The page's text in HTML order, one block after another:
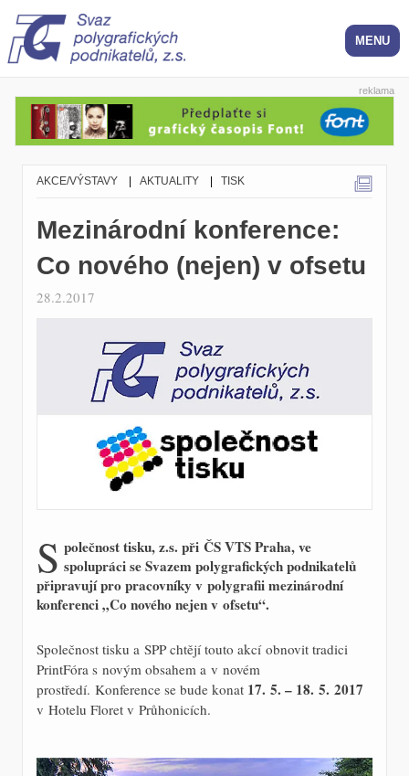
reklama
AKCE/VÝSTAVY AKTUALITY TISK
Mezinárodní konference:
Co nového (nejen) v ofsetu
28.2.2017
S polečnost tisku, z.s. při ČS VTS Praha, ve
spolupráci se Svazem polygrafických podnikatelů
připravují pro pracovníky v polygrafii mezinárodní
konferenci „Co nového nejen v ofsetu“.
Společnost tisku a SPP chtějí touto akcí obnovit tradici
PrintFóra s novým obsahem a v novém
prostředí. Konference se bude konat 17. 5. – 18. 5. 2017
v Hotelu Floret v Průhonicích.